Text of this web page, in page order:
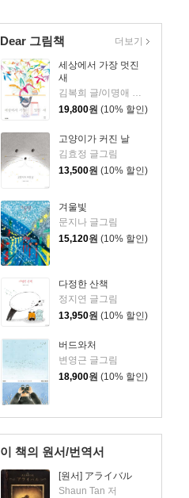
Dear 그림책
세상에서 가장 멋진
새
김복희 글/이명애 그림
19,800원 (10% 할인)
고양이가 커진 날
김효정 글그림
13,500원 (10% 할인)
겨울빛
문지나 글그림
15,120원 (10% 할인)
다정한 산책
정지연 글그림
13,950원 (10% 할인)
버드와처
변영근 글그림
18,900원 (10% 할인)
더보기
이 책의 원서/번역서
[원서] アライバル
Shaun Tan 저